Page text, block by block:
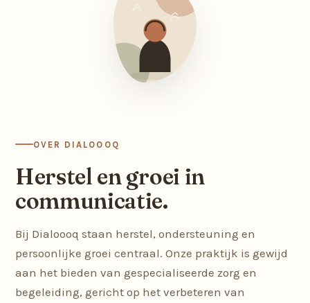
OVER DIALOOOQ
Herstel en groei in
communicatie.
Bij Dialoooq staan herstel, ondersteuning en
persoonlijke groei centraal. Onze praktijk is gewijd
aan het bieden van gespecialiseerde zorg en
begeleiding, gericht op het verbeteren van